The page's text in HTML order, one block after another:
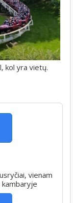
kol yra vietų.
vienam